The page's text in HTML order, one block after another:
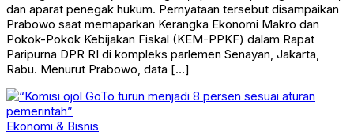
dan aparat penegak hukum. Pernyataan tersebut disampaikan
Prabowo saat memaparkan Kerangka Ekonomi Makro dan
Pokok-Pokok Kebijakan Fiskal (KEM-PPKF) dalam Rapat
Paripurna DPR RI di kompleks parlemen Senayan, Jakarta,
Rabu. Menurut Prabowo, data […]
Ekonomi & Bisnis